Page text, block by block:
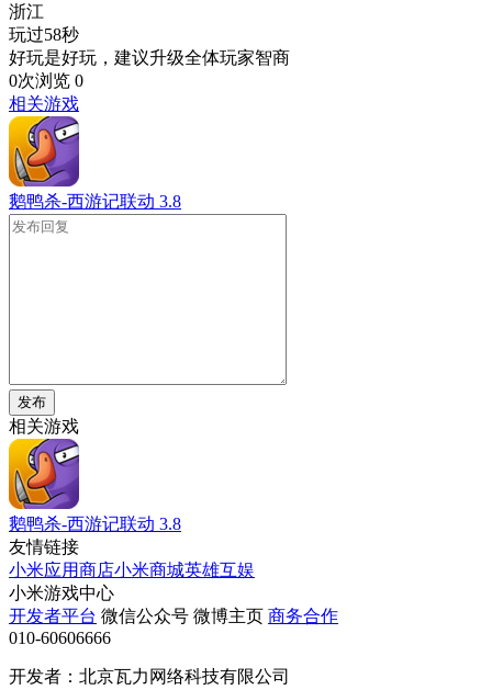
浙江
玩过58秒
好玩是好玩，建议升级全体玩家智商
0次浏览 0
相关游戏
鹅鸭杀-西游记联动 3.8
发布
相关游戏
鹅鸭杀-西游记联动 3.8
友情链接
小米应用商店小米商城英雄互娱
小米游戏中心
开发者平台 微信公众号 微博主页 商务合作
010-60606666
开发者：北京瓦力网络科技有限公司